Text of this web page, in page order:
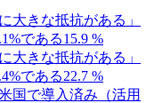
大きな抵抗がある」
である15.9 %
大きな抵抗がある」
である22.7 %
国で導入済み（活用